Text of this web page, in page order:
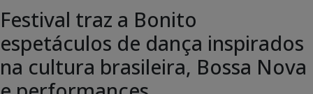
Festival traz a Bonito
espetáculos de dança inspirados
na cultura brasileira, Bossa Nova